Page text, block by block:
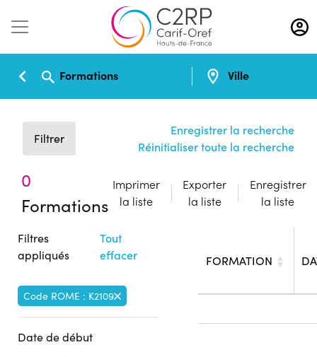
Aller
au
contenu
Formations Ville
Filtrer
Enregistrer la recherche
Réinitialiser toute la recherche
0
Formations
Imprimer
la liste
Exporter
la liste
Enregistrer
la liste
Filtres
appliqués
Tout
effacer
Code ROME : K2109
Date de début
FORMATION